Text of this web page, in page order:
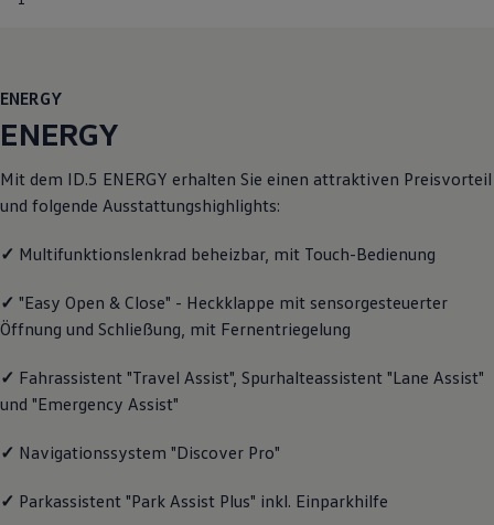
Transport
Entertainment und Elektronik
Individualisieren
Digitale Extras
Volkswagen Apps, Login und Shop
Handy und Fahrzeug verbinden
Updates für Software, Karten und Radio
Vorgängermodelle
Kundeninformationen
Volkswagen Kundenbetreuung
Assistenzsysteme
Live Beratung
Magazin
ENERGY
ENERGY
Mit dem ID.5 ENERGY erhalten Sie einen attraktiven Preisvorteil
und folgende Ausstattungshighlights:
✓ Multifunktionslenkrad beheizbar, mit Touch-Bedienung
✓ "Easy Open & Close" - Heckklappe mit sensorgesteuerter
Öffnung und Schließung, mit Fernentriegelung
✓ Fahrassistent "Travel Assist", Spurhalteassistent "Lane Assist"
und "Emergency Assist"
✓ Navigationssystem "Discover Pro"
✓ Parkassistent "Park Assist Plus" inkl. Einparkhilfe